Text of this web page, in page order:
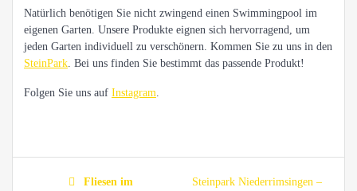
Natürlich benötigen Sie nicht zwingend einen Swimmingpool im
eigenen Garten. Unsere Produkte eignen sich hervorragend, um
jeden Garten individuell zu verschönern. Kommen Sie zu uns in den
SteinPark. Bei uns finden Sie bestimmt das passende Produkt!
Folgen Sie uns auf Instagram.
Beitragsnavigation
Previous
Fliesen im
Next
Steinpark Niederrimsingen –